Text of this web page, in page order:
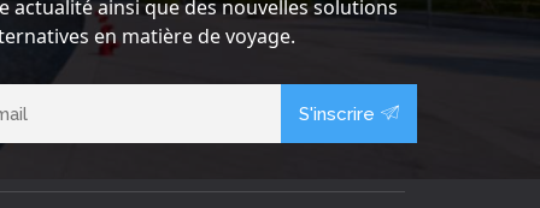
actualité ainsi que des nouvelles solutions
en matière de voyage.
S'inscrire